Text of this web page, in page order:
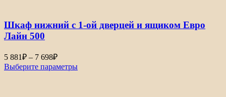
6
Шкаф нижний с 1-ой дверцей и ящиком Евро
Лайн 500
5 881₽ – 7 698₽Диапазон
цен:
5
Выберите параметры